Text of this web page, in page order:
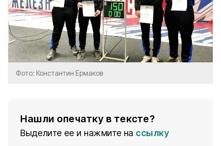
Фото: Константин Ермаков
Нашли опечатку в тексте?
Выделите ее и нажмите на ссылку